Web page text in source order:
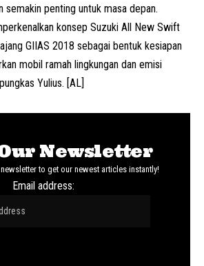
semakin penting untuk masa depan.
konsep Suzuki All New Swift
GIIAS 2018 sebagai bentuk kesiapan
mobil ramah lingkungan dan emisi
Yulius. [AL]
Newsletter
to get our newest articles instantly!
Email address: